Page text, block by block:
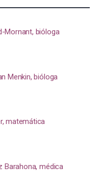
Mornant, bióloga
Menkin, bióloga
matemática
Barahona, médica